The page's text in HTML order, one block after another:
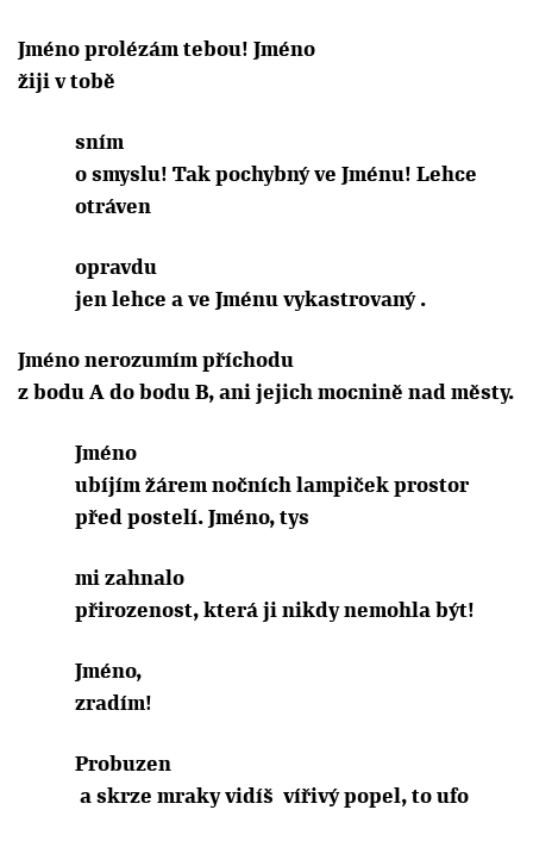
Jméno prolézám tebou! Jméno
žiji v tobě
sním
o smyslu! Tak pochybný ve Jménu! Lehce
otráven
opravdu
jen lehce a ve Jménu vykastrovaný .
Jméno nerozumím příchodu
z bodu A do bodu B, ani jejich mocnině nad městy.
Jméno
ubíjím žárem nočních lampiček prostor
před postelí. Jméno, tys
mi zahnalo
přirozenost, která ji nikdy nemohla být!
Jméno,
zradím!
Probuzen
a skrze mraky vidíš vířivý popel, to ufo